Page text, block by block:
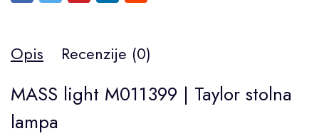
Opis Recenzije (0)
MASS light M011399 | Taylor stolna
lampa